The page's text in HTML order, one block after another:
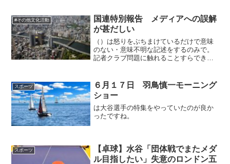
#その他文化活動
国連特別報告 メディアへの誤解
が甚だしい
（）は怒りをぶちまけているだけで意味
のない・意味不明な記述をするのみで。
記者クラブ問題に触れることすらでき
の段階はとうの昔に過ぎたと思う。ペナ
ルティを課した上で、組織解...
スポーツ
６月１７日 羽鳥慎一モーニング
ショー
は大谷選手の特集をやっていたのが良か
ったですね。
スポーツ
【卓球】水谷「団体戦でまたメダ
ル目指したい」失意のロンドン五